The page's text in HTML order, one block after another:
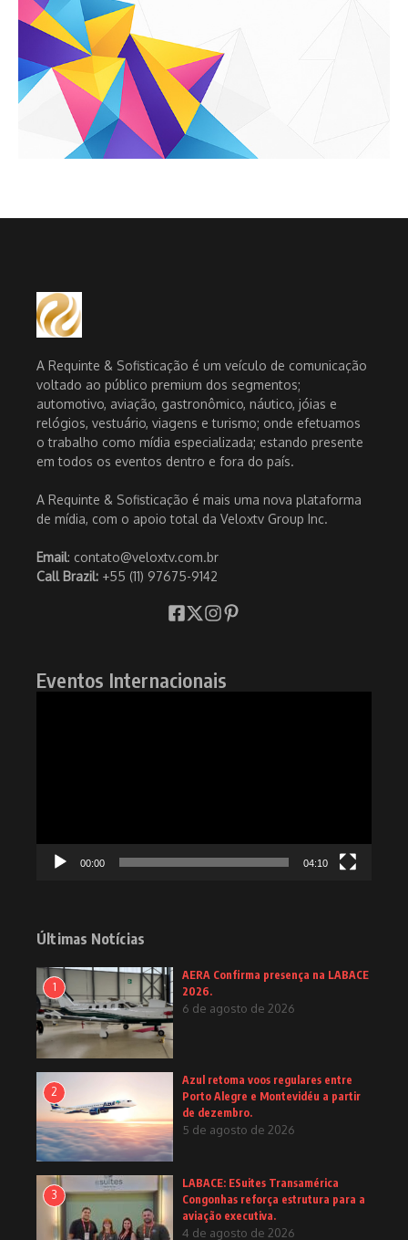
A Requinte & Sofisticação é um veículo de comunicação
voltado ao público premium dos segmentos;
automotivo, aviação, gastronômico, náutico, jóias e
relógios, vestuário, viagens e turismo; onde efetuamos
o trabalho como mídia especializada; estando presente
em todos os eventos dentro e fora do país.
A Requinte & Sofisticação é mais uma nova plataforma
de mídia, com o apoio total da Veloxtv Group Inc.
Email: contato@veloxtv.com.br
Call Brazil: +55 (11) 97675-9142
Eventos Internacionais
00:00 04:10
Últimas Notícias
1
AERA Confirma presença na LABACE
2026.
6 de agosto de 2026
2
Azul retoma voos regulares entre
Porto Alegre e Montevidéu a partir
de dezembro.
5 de agosto de 2026
3
LABACE: ESuites Transamérica
Congonhas reforça estrutura para a
aviação executiva.
4 de agosto de 2026